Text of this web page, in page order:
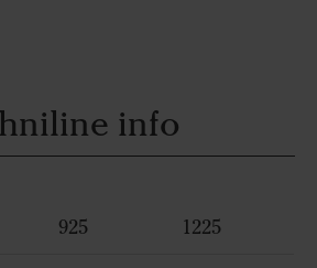
info
925 1225